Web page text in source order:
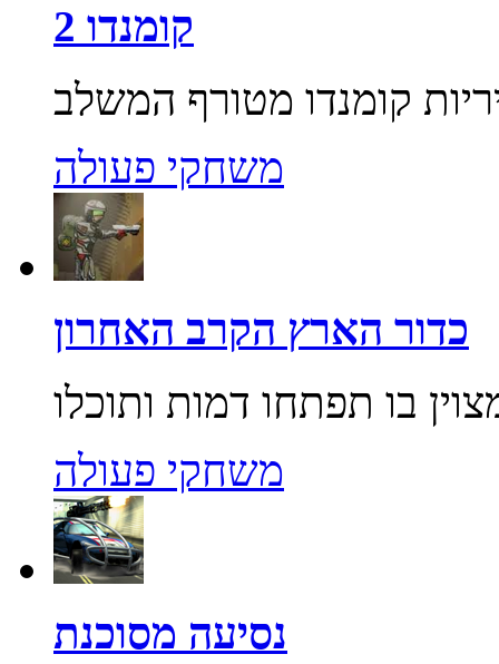
קומנדו 2
משחקי פעולה
כדור הארץ הקרב האחרון
משחקי פעולה
נסיעה מסוכנת